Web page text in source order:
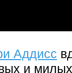
Аддисс
и